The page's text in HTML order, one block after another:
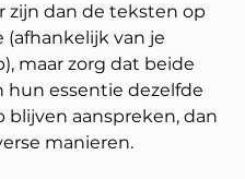
zijn dan de teksten op
(afhankelijk van je
maar zorg dat beide
hun essentie dezelfde
blijven aanspreken, dan
manieren.